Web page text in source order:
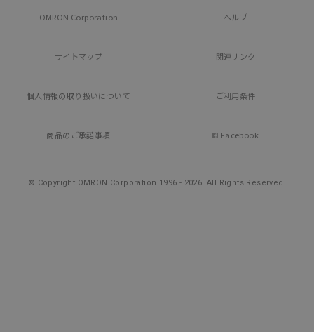
OMRON Corporation ヘルプ
サイトマップ 関連リンク
個人情報の取り扱いについて ご利用条件
商品のご承諾事項 Facebook
© Copyright OMRON Corporation 1996 - 2026.All Rights Reserved.